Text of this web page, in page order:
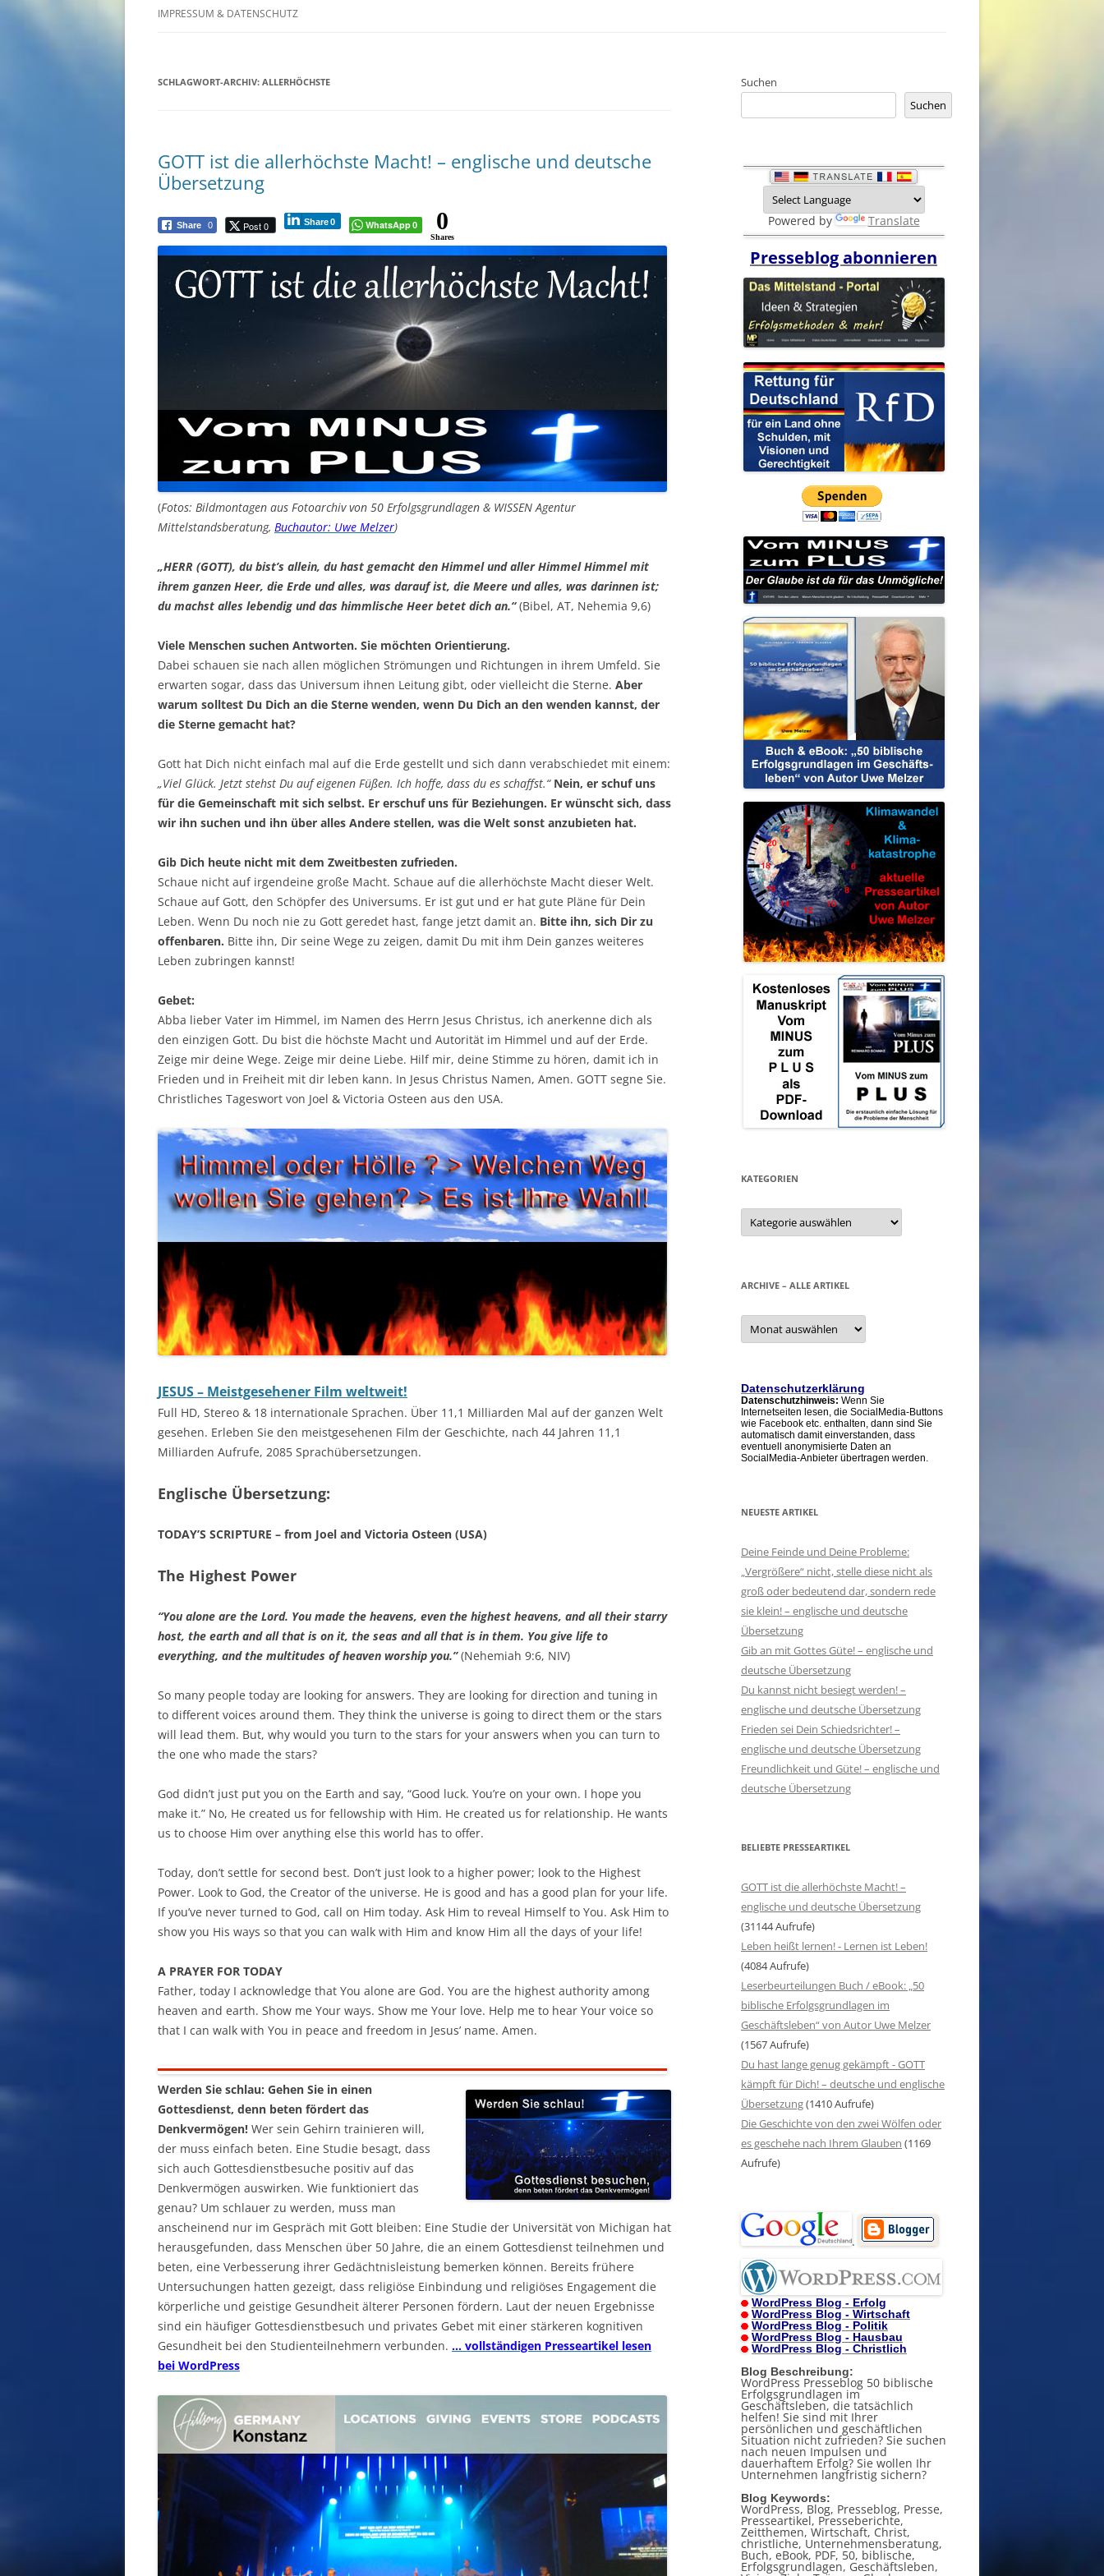
IMPRESSUM & DATENSCHUTZ
SCHLAGWORT-ARCHIV: ALLERHÖCHSTE
GOTT ist die allerhöchste Macht! – englische und deutsche
Übersetzung
Share 0 Post 0 Share0 WhatsApp0 0
Shares
(Fotos: Bildmontagen aus Fotoarchiv von 50 Erfolgsgrundlagen & WISSEN Agentur
Mittelstandsberatung, Buchautor: Uwe Melzer)
„HERR (GOTT), du bist’s allein, du hast gemacht den Himmel und aller Himmel Himmel mit
ihrem ganzen Heer, die Erde und alles, was darauf ist, die Meere und alles, was darinnen ist;
du machst alles lebendig und das himmlische Heer betet dich an.“(Bibel, AT, Nehemia 9,6)
Viele Menschen suchen Antworten. Sie möchten Orientierung.
Dabei schauen sie nach allen möglichen Strömungen und Richtungen in ihrem Umfeld. Sie
erwarten sogar, dass das Universum ihnen Leitung gibt, oder vielleicht die Sterne. Aber
warum solltest Du Dich an die Sterne wenden, wenn Du Dich an den wenden kannst, der
die Sterne gemacht hat?
Gott hat Dich nicht einfach mal auf die Erde gestellt und sich dann verabschiedet mit einem:
„Viel Glück. Jetzt stehst Du auf eigenen Füßen. Ich hoffe, dass du es schaffst.“ Nein, er schuf uns
für die Gemeinschaft mit sich selbst. Er erschuf uns für Beziehungen. Er wünscht sich, dass
wir ihn suchen und ihn über alles Andere stellen, was die Welt sonst anzubieten hat.
Gib Dich heute nicht mit dem Zweitbesten zufrieden.
Schaue nicht auf irgendeine große Macht. Schaue auf die allerhöchste Macht dieser Welt.
Schaue auf Gott, den Schöpfer des Universums. Er ist gut und er hat gute Pläne für Dein
Leben. Wenn Du noch nie zu Gott geredet hast, fange jetzt damit an. Bitte ihn, sich Dir zu
offenbaren. Bitte ihn, Dir seine Wege zu zeigen, damit Du mit ihm Dein ganzes weiteres
Leben zubringen kannst!
Gebet:
Abba lieber Vater im Himmel, im Namen des Herrn Jesus Christus, ich anerkenne dich als
den einzigen Gott. Du bist die höchste Macht und Autorität im Himmel und auf der Erde.
Zeige mir deine Wege. Zeige mir deine Liebe. Hilf mir, deine Stimme zu hören, damit ich in
Frieden und in Freiheit mit dir leben kann. In Jesus Christus Namen, Amen. GOTT segne Sie.
Christliches Tageswort von Joel & Victoria Osteen aus den USA.
JESUS – Meistgesehener Film weltweit!
Full HD, Stereo & 18 internationale Sprachen. Über 11,1 Milliarden Mal auf der ganzen Welt
gesehen. Erleben Sie den meistgesehenen Film der Geschichte, nach 44 Jahren 11,1
Milliarden Aufrufe, 2085 Sprachübersetzungen.
Englische Übersetzung:
TODAY’S SCRIPTURE – from Joel and Victoria Osteen (USA)
The Highest Power
“You alone are the Lord. You made the heavens, even the highest heavens, and all their starry
host, the earth and all that is on it, the seas and all that is in them. You give life to
everything, and the multitudes of heaven worship you.”(Nehemiah 9:6, NIV)
So many people today are looking for answers. They are looking for direction and tuning in
to different voices around them. They think the universe is going to direct them or the stars
will lead them. But, why would you turn to the stars for your answers when you can turn to
the one who made the stars?
God didn’t just put you on the Earth and say, “Good luck. You’re on your own. I hope you
make it.” No, He created us for fellowship with Him. He created us for relationship. He wants
us to choose Him over anything else this world has to offer.
Today, don’t settle for second best. Don’t just look to a higher power; look to the Highest
Power. Look to God, the Creator of the universe. He is good and has a good plan for your life.
If you’ve never turned to God, call on Him today. Ask Him to reveal Himself to You. Ask Him to
show you His ways so that you can walk with Him and know Him all the days of your life!
A PRAYER FOR TODAY
Father, today I acknowledge that You alone are God. You are the highest authority among
heaven and earth. Show me Your ways. Show me Your love. Help me to hear Your voice so
that I can walk with You in peace and freedom in Jesus’ name. Amen.
Werden Sie schlau: Gehen Sie in einen
Gottesdienst, denn beten fördert das
Denkvermögen! Wer sein Gehirn trainieren will,
der muss einfach beten. Eine Studie besagt, dass
sich auch Gottesdienstbesuche positiv auf das
Denkvermögen auswirken. Wie funktioniert das
genau? Um schlauer zu werden, muss man
anscheinend nur im Gespräch mit Gott bleiben: Eine Studie der Universität von Michigan hat
herausgefunden, dass Menschen über 50 Jahre, die an einem Gottesdienst teilnehmen und
beten, eine Verbesserung ihrer Gedächtnisleistung bemerken können. Bereits frühere
Untersuchungen hatten gezeigt, dass religiöse Einbindung und religiöses Engagement die
körperliche und geistige Gesundheit älterer Personen fördern. Laut der neuen Ergebnisse
sind ein häufiger Gottesdienstbesuch und privates Gebet mit einer stärkeren kognitiven
Gesundheit bei den Studienteilnehmern verbunden. … vollständigen Presseartikel lesen
bei WordPress
Suchen
Suchen
Powered by Translate
Presseblog abonnieren
KATEGORIEN
Kategorien
ARCHIVE – ALLE ARTIKEL
Archive
alle
Datenschutzerklärung
Datenschutzhinweis: Wenn Sie
Internetseiten lesen, die SocialMedia-Buttons
wie Facebook etc. enthalten, dann sind Sie
automatisch damit einverstanden, dass
eventuell anonymisierte Daten an
SocialMedia-Anbieter übertragen werden.
NEUESTE ARTIKEL
Deine Feinde und Deine Probleme:
„Vergrößere“ nicht, stelle diese nicht als
groß oder bedeutend dar, sondern rede
sie klein! – englische und deutsche
Übersetzung
Gib an mit Gottes Güte! – englische und
deutsche Übersetzung
Du kannst nicht besiegt werden! –
englische und deutsche Übersetzung
Frieden sei Dein Schiedsrichter! –
englische und deutsche Übersetzung
Freundlichkeit und Güte! – englische und
deutsche Übersetzung
BELIEBTE PRESSEARTIKEL
GOTT ist die allerhöchste Macht! –
englische und deutsche Übersetzung
(31144 Aufrufe)
Leben heißt lernen! - Lernen ist Leben!
(4084 Aufrufe)
Leserbeurteilungen Buch / eBook: „50
biblische Erfolgsgrundlagen im
Geschäftsleben“ von Autor Uwe Melzer
(1567 Aufrufe)
Du hast lange genug gekämpft - GOTT
kämpft für Dich! – deutsche und englische
Übersetzung(1410 Aufrufe)
Die Geschichte von den zwei Wölfen oder
es geschehe nach Ihrem Glauben (1169
Aufrufe)
.
WordPress Blog - Erfolg
WordPress Blog - Wirtschaft
WordPress Blog - Politik
WordPress Blog - Hausbau
WordPress Blog - Christlich
Blog Beschreibung:
WordPress Presseblog 50 biblische
Erfolgsgrundlagen im
Geschäftsleben, die tatsächlich
helfen! Sie sind mit Ihrer
persönlichen und geschäftlichen
Situation nicht zufrieden? Sie suchen
nach neuen Impulsen und
dauerhaftem Erfolg? Sie wollen Ihr
Unternehmen langfristig sichern?
Blog Keywords:
WordPress, Blog, Presseblog, Presse,
Presseartikel, Presseberichte,
Zeitthemen, Wirtschaft, Christ,
christliche, Unternehmensberatung,
Buch, eBook, PDF, 50, biblische,
Erfolgsgrundlagen, Geschäftsleben,